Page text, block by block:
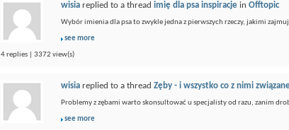
wisia replied to a thread imię dla psa inspiracje in Offtopic
Wybór imienia dla psa to zwykle jedna z pierwszych rzeczy, jakimi
see more
4 replies | 3372 view(s)
wisia replied to a thread Zęby - i wszystko co z nimi
Problemy z zębami warto skonsultować u specjalisty od razu, zanim
see more